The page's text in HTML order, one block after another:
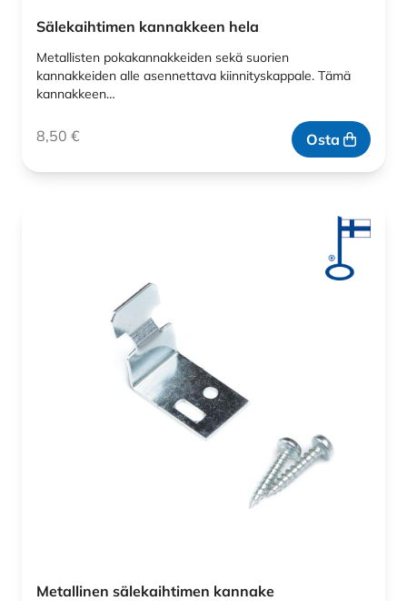
Sälekaihtimen kannakkeen hela
Metallisten pokakannakkeiden sekä suorien
kannakkeiden alle asennettava kiinnityskappale. Tämä
kannakkeen…
8,50 € Osta
Metallinen sälekaihtimen kannake